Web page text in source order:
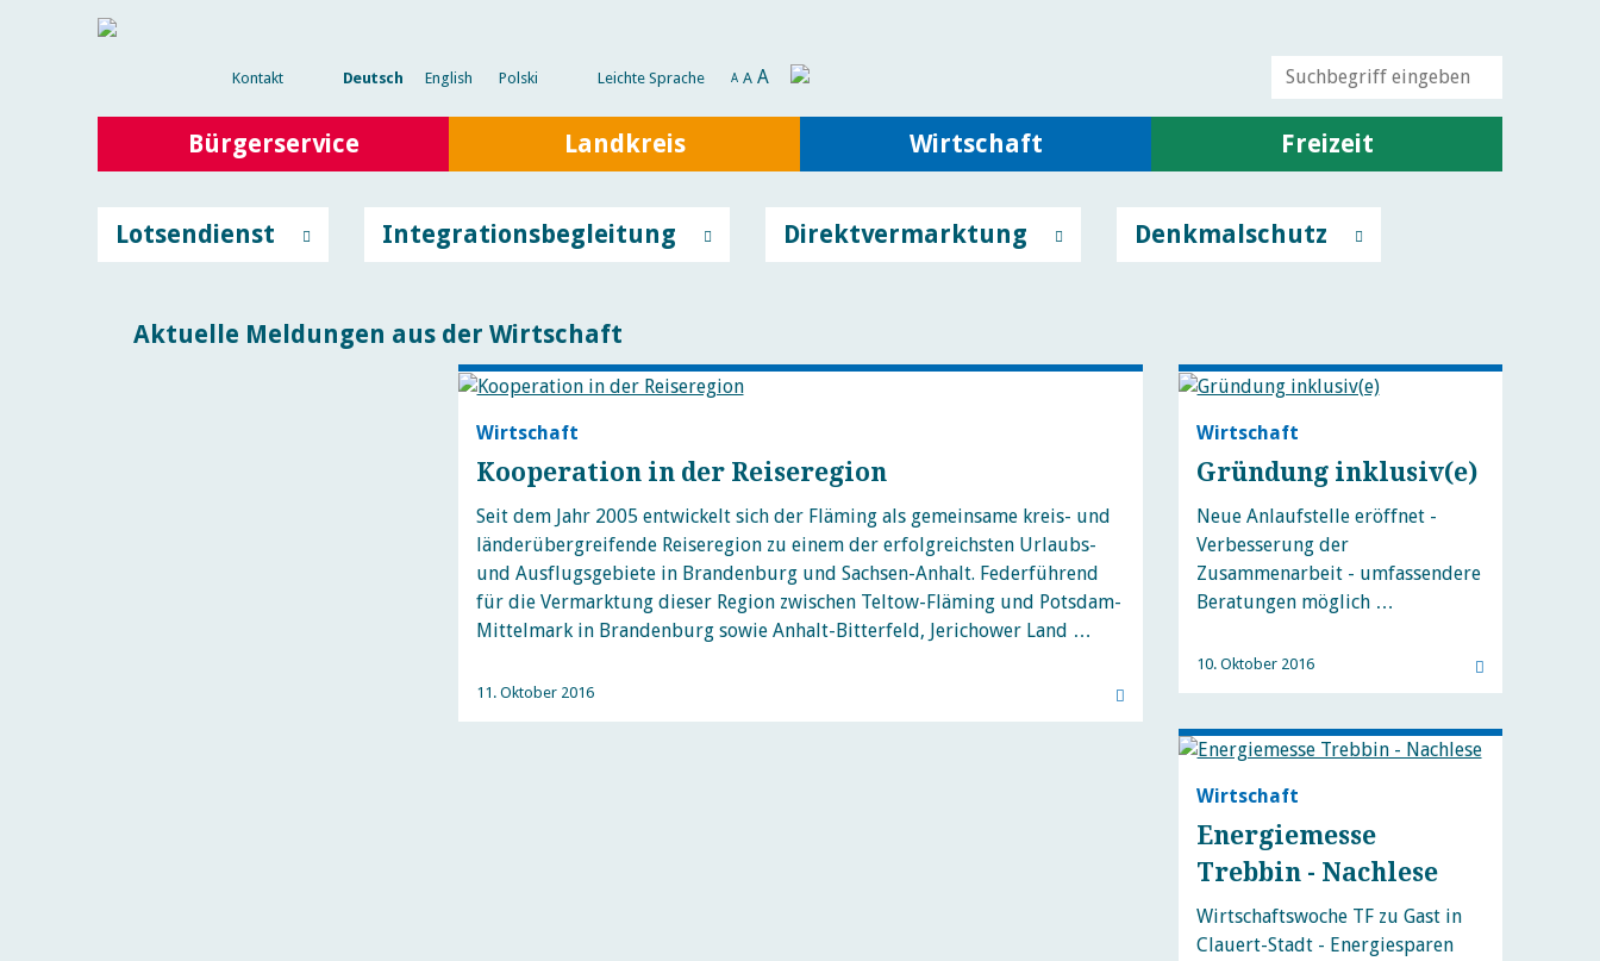
Kontakt Deutsch English Polski Leichte Sprache A A A
Bürgerservice Landkreis Wirtschaft Freizeit
Lotsendienst Integrationsbegleitung Direktvermarktung Denkmalschutz
Aktuelle Meldungen aus der Wirtschaft
Wirtschaft
Kooperation in der Reiseregion
Seit dem Jahr 2005 entwickelt sich der Fläming als gemeinsame kreis- und
länderübergreifende Reiseregion zu einem der erfolgreichsten Urlaubs-
und Ausflugsgebiete in Brandenburg und Sachsen-Anhalt. Federführend
für die Vermarktung dieser Region zwischen Teltow-Fläming und Potsdam-
Mittelmark in Brandenburg sowie Anhalt-Bitterfeld, Jerichower Land …
11. Oktober 2016
Wirtschaft
Gründung inklusiv(e)
Neue Anlaufstelle eröffnet -
Verbesserung der
Zusammenarbeit - umfassendere
Beratungen möglich …
10. Oktober 2016
Wirtschaft
Energiemesse
Trebbin - Nachlese
Wirtschaftswoche TF zu Gast in
Clauert-Stadt - Energiesparen